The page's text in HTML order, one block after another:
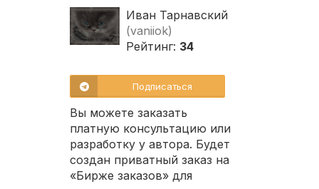
Иван Тарнавский
(vaniiok)
Рейтинг: 34
Подписаться
Вы можете заказать
платную консультацию или
разработку у автора. Будет
создан приватный заказ на
«Бирже заказов» для